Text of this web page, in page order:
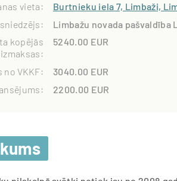
vieta:
Burtnieku iela 7, Limbaži,
Limbažu novada pašvaldība
kopējās
izmaksas:
5240.00 EUR
no VKKF:
3040.00 EUR
2200.00 EUR